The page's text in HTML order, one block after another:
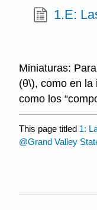
1.E:
Miniaturas:
(θ\), como en la
como los
This page titled 1:
@Grand Valley